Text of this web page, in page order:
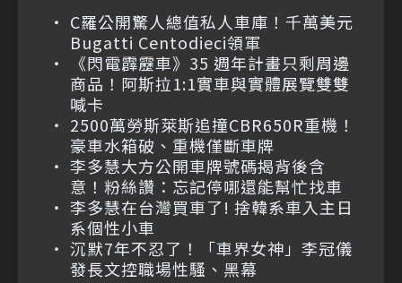
C羅公開驚人總值私人車庫！千萬美元
Bugatti Centodieci領軍
《閃電霹靂車》35 週年計畫只剩周邊
商品！阿斯拉1:1實車與實體展覽雙雙
喊卡
2500萬勞斯萊斯追撞CBR650R重機！
豪車水箱破、重機僅斷車牌
李多慧大方公開車牌號碼揭背後含
意！粉絲讚：忘記停哪還能幫忙找車
李多慧在台灣買車了! 捨韓系車入主日
系個性小車
沉默7年不忍了！「車界女神」李冠儀
發長文控職場性騷、黑幕